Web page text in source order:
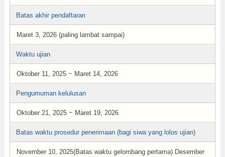
Batas akhir pendaftaran
Maret 3, 2026 (paling lambat sampai)
Waktu ujian
Oktober 11, 2025 ~ Maret 14, 2026
Pengumuman kelulusan
Oktober 21, 2025 ~ Maret 19, 2026
Batas waktu prosedur penerimaan (bagi siwa yang lolos ujian)
November 10, 2025(Batas waktu gelombang pertama) Desember